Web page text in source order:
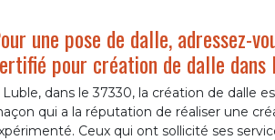
une pose de dalle, adressez-
pour création de dalle
Luble, dans le 37330, la création de dalle
qui a la réputation de réaliser une
Ceux qui ont sollicité ses